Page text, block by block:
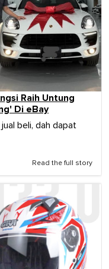
Raih Untung
Di eBay
beli, dah dapat
Read the full story